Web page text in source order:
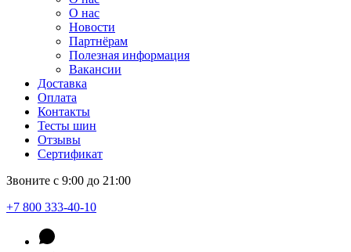
О нас
Новости
Партнёрам
Полезная информация
Вакансии
Доставка
Оплата
Контакты
Тесты шин
Отзывы
Сертификат
Звоните с 9:00 до 21:00
+7 800 333-40-10